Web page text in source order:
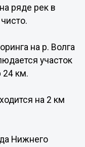
ряде рек в
на р. Волга
участок
24 км.
на 2 км
Нижнего